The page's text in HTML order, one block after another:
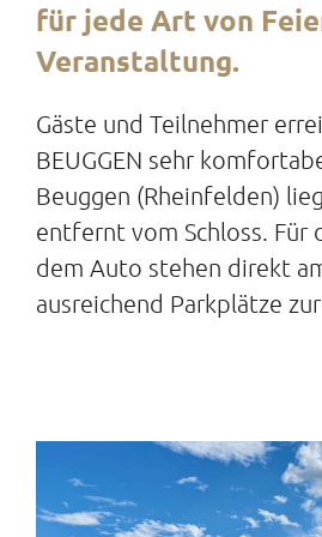
für jede Art von
Veranstaltung.
Gäste und Teilnehmer
BEUGGEN sehr
Beuggen (Rheinfelden)
entfernt vom Schloss. Für
dem Auto stehen direkt
ausreichend Parkplätze